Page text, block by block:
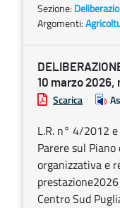
Sezione:
Argomenti:
10 marzo 2026,
Scarica
L.R. n° 4/2012
Parere sul
organizzativa e
Centro Sud